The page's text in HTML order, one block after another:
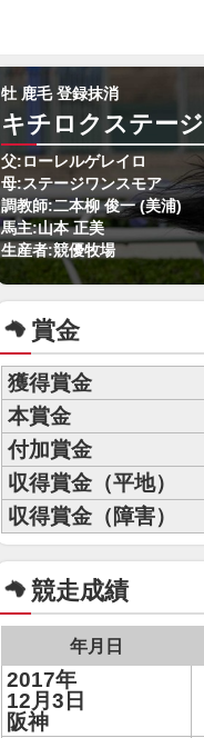
牡 鹿毛 登録抹消
キチロクステージ
父:ローレルゲレイロ
母:ステージワンスモア
調教師:二本柳 俊一 (美浦)
馬主:山本 正美
生産者:競優牧場
賞金
獲得賞金
本賞金
付加賞金
収得賞金（平地）
収得賞金（障害）
競走成績
年月日
2017年
12月3日
阪神